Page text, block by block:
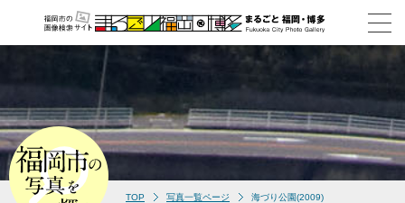
TOP 写真一覧ページ 海づり公園(2009)